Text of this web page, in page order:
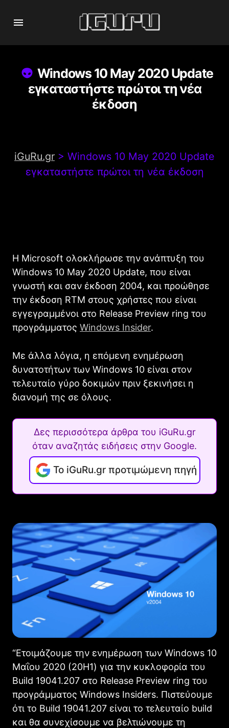
Windows 10 May 2020 Update
εγκαταστήστε πρώτοι τη νέα
έκδοση
iGuRu.gr > Windows 10 May 2020 Update
εγκαταστήστε πρώτοι τη νέα έκδοση
Η Microsoft ολοκλήρωσε την ανάπτυξη του
Windows 10 May 2020 Update, που είναι
γνωστή και σαν έκδοση 2004, και προώθησε
την έκδοση RTM στους χρήστες που είναι
εγγεγραμμένοι στο Release Preview ring του
προγράμματος Windows Insider.
Με άλλα λόγια, η επόμενη ενημέρωση
δυνατοτήτων των Windows 10 είναι στον
τελευταίο γύρο δοκιμών πριν ξεκινήσει η
διανομή της σε όλους.
Δες περισσότερα άρθρα του iGuRu.gr
όταν αναζητάς ειδήσεις στην Google.
Το iGuRu.gr προτιμώμενη πηγή
“Ετοιμάζουμε την ενημέρωση των Windows 10
Μαΐου 2020 (20H1) για την κυκλοφορία του
Build 19041.207 στο Release Preview ring του
προγράμματος Windows Insiders. Πιστεύουμε
ότι το Build 19041.207 είναι το τελευταίο build
και θα συνεχίσουμε να βελτιώνουμε τη